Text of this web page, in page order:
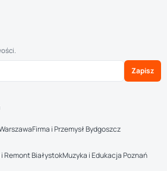
Zapisz
Firma i Przemysł Bydgoszcz
Remont BiałystokMuzyka i Edukacja Poznań